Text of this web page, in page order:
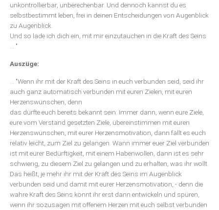
unkontrollierbar, unberechenbar. Und dennoch kannst du es
selbstbestimmt leben, frei in deinen Entscheidungen von Augenblick
zu Augenblick.
Und so lade ich dich ein, mit mir einzutauchen in die Kraft des Seins
... "
Auszüge:
... "Wenn ihr mit der Kraft des Seins in euch verbunden seid, seid ihr
auch ganz automatisch verbunden mit euren Zielen, mit euren
Herzenswünschen, denn
das dürfte euch bereits bekannt sein: Immer dann, wenn eure Ziele,
eure vom Verstand gesetzten Ziele, übereinstimmen mit euren
Herzenswünschen, mit eurer Herzensmotivation, dann fällt es euch
relativ leicht, zum Ziel zu gelangen. Wann immer euer Ziel verbunden
ist mit eurer Bedürftigkeit, mit einem Habenwollen, dann ist es sehr
schwierig, zu diesem Ziel zu gelangen und zu erhalten, was ihr wollt.
Das heißt, je mehr ihr mit der Kraft des Seins im Augenblick
verbunden seid und damit mit eurer Herzensmotivation, - denn die
wahre Kraft des Seins könnt ihr erst dann entwickeln und spüren,
wenn ihr sozusagen mit offenem Herzen mit euch selbst verbunden